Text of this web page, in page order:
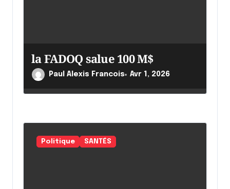
c
l
e
la FADOQ salue 100 M$
Paul Alexis Francois Avr 1, 2026
Politique SANTÉS